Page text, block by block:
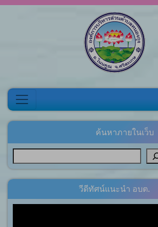
ค้นหาภายในเว็บ
วีดีทัศน์แนะนำ อบต.